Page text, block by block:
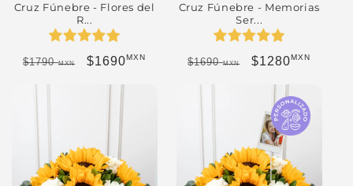
Cruz Fúnebre - Flores del
R...
Precio habitual
$1790MXN Precio de oferta
$1690MXN
Cruz Fúnebre - Memorias
Ser...
Precio habitual
$1690MXN Precio de oferta
$1280MXN